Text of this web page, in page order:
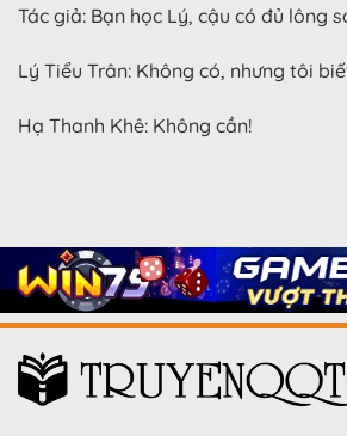
Tác giả: Bạn học Lý, cậu có đủ lông
Lý Tiểu Trân: Không có, nhưng tôi
Hạ Thanh Khê: Không cần!